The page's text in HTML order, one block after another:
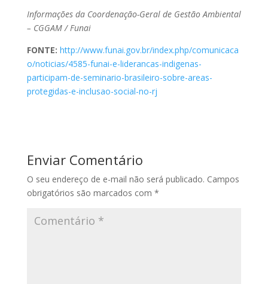
Informações da Coordenação-Geral de Gestão Ambiental
– CGGAM / Funai
FONTE: http://www.funai.gov.br/index.php/comunicaca
o/noticias/4585-funai-e-liderancas-indigenas-
participam-de-seminario-brasileiro-sobre-areas-
protegidas-e-inclusao-social-no-rj
Enviar Comentário
O seu endereço de e-mail não será publicado. Campos
obrigatórios são marcados com *